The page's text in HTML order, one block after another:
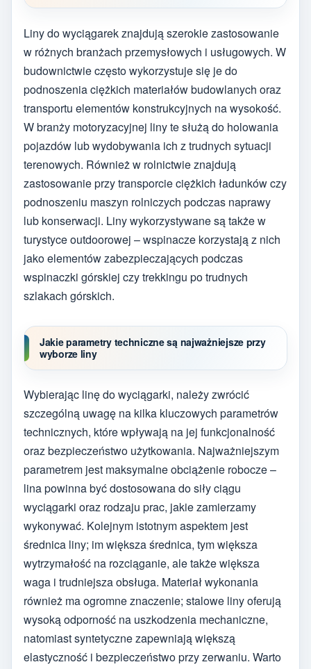
Liny do wyciągarek znajdują szerokie zastosowanie
w różnych branżach przemysłowych i usługowych. W
budownictwie często wykorzystuje się je do
podnoszenia ciężkich materiałów budowlanych oraz
transportu elementów konstrukcyjnych na wysokość.
W branży motoryzacyjnej liny te służą do holowania
pojazdów lub wydobywania ich z trudnych sytuacji
terenowych. Również w rolnictwie znajdują
zastosowanie przy transporcie ciężkich ładunków czy
podnoszeniu maszyn rolniczych podczas naprawy
lub konserwacji. Liny wykorzystywane są także w
turystyce outdoorowej – wspinacze korzystają z nich
jako elementów zabezpieczających podczas
wspinaczki górskiej czy trekkingu po trudnych
szlakach górskich.
Jakie parametry techniczne są najważniejsze przy
wyborze liny
Wybierając linę do wyciągarki, należy zwrócić
szczególną uwagę na kilka kluczowych parametrów
technicznych, które wpływają na jej funkcjonalność
oraz bezpieczeństwo użytkowania. Najważniejszym
parametrem jest maksymalne obciążenie robocze –
lina powinna być dostosowana do siły ciągu
wyciągarki oraz rodzaju prac, jakie zamierzamy
wykonywać. Kolejnym istotnym aspektem jest
średnica liny; im większa średnica, tym większa
wytrzymałość na rozciąganie, ale także większa
waga i trudniejsza obsługa. Materiał wykonania
również ma ogromne znaczenie; stalowe liny oferują
wysoką odporność na uszkodzenia mechaniczne,
natomiast syntetyczne zapewniają większą
elastyczność i bezpieczeństwo przy zerwaniu. Warto